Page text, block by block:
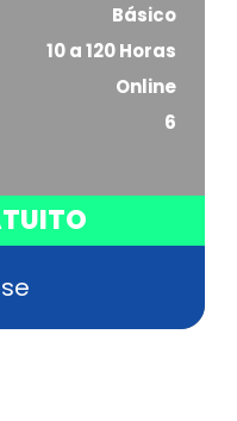
Básico
10 a 120 Horas
Online
6